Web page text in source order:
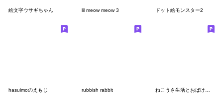
絵文字ウサギちゃん lil meow meow 3 ドット絵モンスター2
hasuimoのえもじ rubbish rabbit